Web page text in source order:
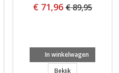
€ 71,96 € 89,95
In winkelwagen
BekijkBABOLAT STIMA